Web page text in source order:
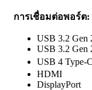
การเชื่อมต่อพอร์ต:
USB 3.2 Gen
USB 3.2 Gen
USB 4 Type-
HDMI
DisplayPort